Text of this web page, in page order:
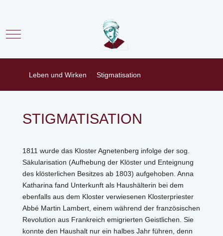
Mobile Menu Toggle
Leben und Wirken Stigmatisation
STIGMATISATION
1811 wurde das Kloster Agnetenberg infolge der sog.
Säkularisation (Aufhebung der Klöster und Enteignung
des klösterlichen Besitzes ab 1803) aufgehoben. Anna
Katharina fand Unterkunft als Haushälterin bei dem
ebenfalls aus dem Kloster verwiesenen Klosterpriester
Abbé Martin Lambert, einem während der französischen
Revolution aus Frankreich emigrierten Geistlichen. Sie
konnte den Haushalt nur ein halbes Jahr führen, denn